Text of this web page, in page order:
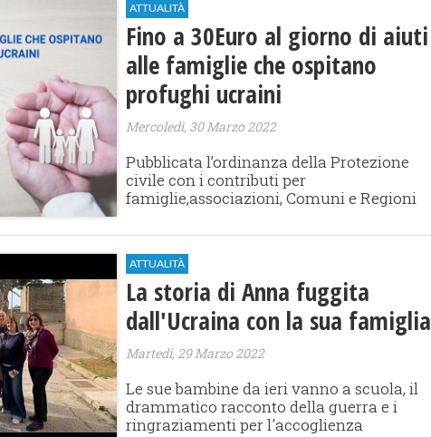
ATTUALITÀ
Fino a 30Euro al giorno di aiuti
alle famiglie che ospitano
profughi ucraini
Mercoledì, 30 Marzo 2022
Pubblicata l’ordinanza della Protezione
civile con i contributi per
famiglie,associazioni, Comuni e Regioni
ATTUALITÀ
La storia di Anna fuggita
dall'Ucraina con la sua famiglia
Martedì, 29 Marzo 2022
Le sue bambine da ieri vanno a scuola, il
drammatico racconto della guerra e i
ringraziamenti per l'accoglienza